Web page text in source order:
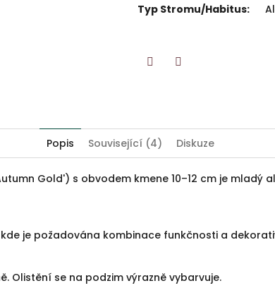
Typ Stromu/Habitus:
Popis Související (4) Diskuze
Gold') s obvodem kmene 10–12 cm je
je požadována kombinace funkčnosti a
Olistění se na podzim výrazně vybarvuje.